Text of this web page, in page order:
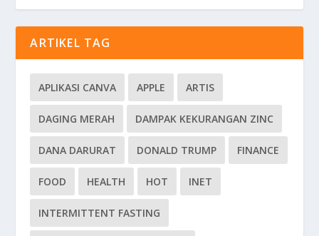
ARTIKEL TAG
APLIKASI CANVA APPLE ARTIS
DAGING MERAH DAMPAK KEKURANGAN ZINC
DANA DARURAT DONALD TRUMP FINANCE
FOOD HEALTH HOT INET
INTERMITTENT FASTING